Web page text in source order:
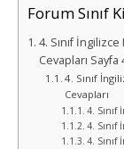
Forum Sınıf
4. Sınıf
Cevapları Sayfa
4. Sınıf
Cevapları
4. Sınıf
4. Sınıf
4. Sınıf